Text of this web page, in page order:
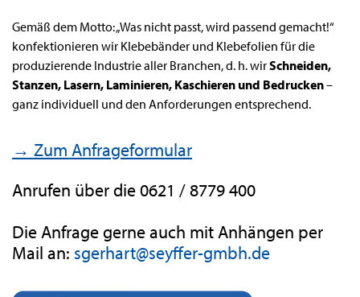
Gemäß dem Motto: „Was nicht passt, wird passend gemacht!“
konfektionieren wir Klebebänder und Klebefolien für die
produzierende Industrie aller Branchen, d. h. wirSchneiden,
Stanzen, Lasern, Laminieren, Kaschieren und Bedrucken–
ganz individuell und den Anforderungen entsprechend.
→ Zum Anfrageformular
Anrufen über die 0621 / 8779 400
Die Anfrage gerne auch mit Anhängen per
Mail an: sgerhart@seyffer-gmbh.de